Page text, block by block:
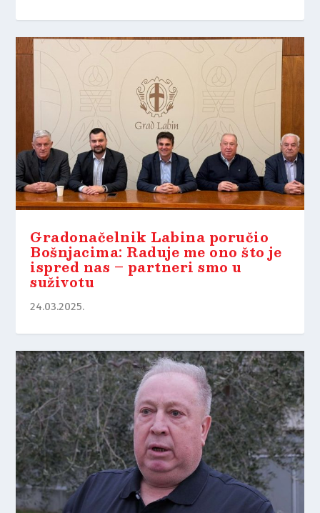
Gradonačelnik Labina poručio
Bošnjacima: Raduje me ono što je
ispred nas – partneri smo u
suživotu
24.03.2025.